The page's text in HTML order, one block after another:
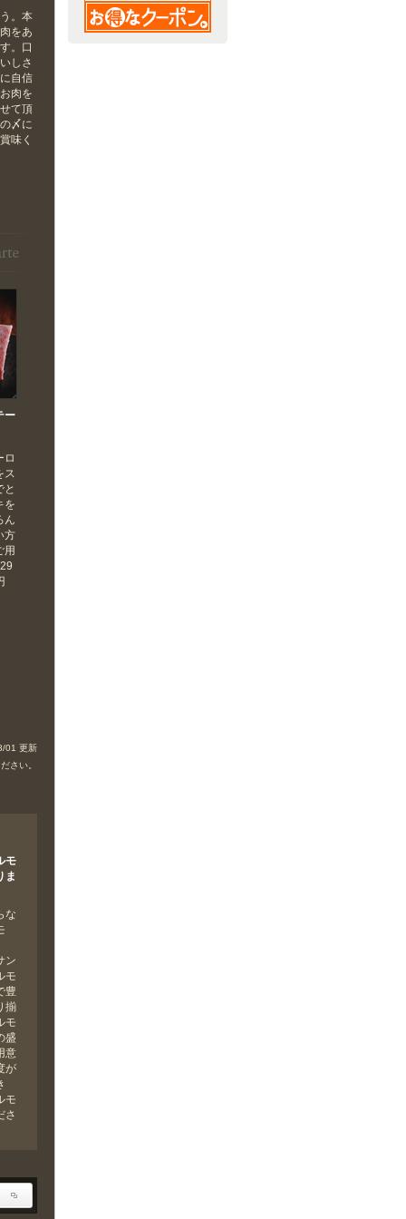
。本
をあ
。口
しさ
自信
肉を
て頂
〆に
味く
ー
ロ
ス
と
を
ん
方
用
01 更新
さい。
モ
ま
な
ン
モ
豊
揃
モ
盛
意
が
モ
さ